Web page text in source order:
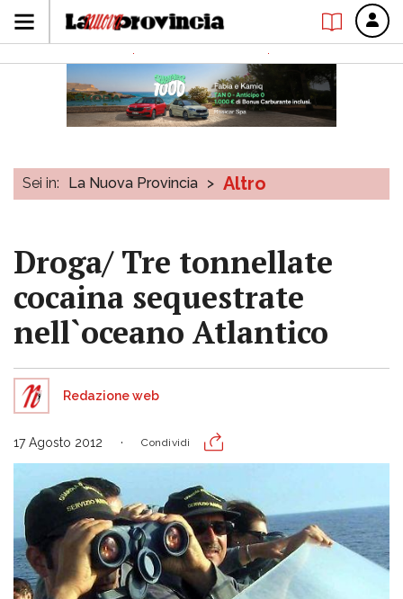
Sei in: La Nuova Provincia > Altro
Droga/ Tre tonnellate
cocaina sequestrate
nell`oceano Atlantico
Redazione web
17 Agosto 2012 Condividi